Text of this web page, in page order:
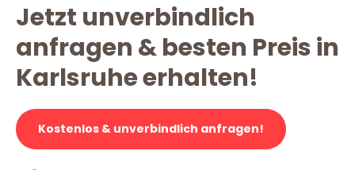
Jetzt unverbindlich
anfragen & besten Preis in
Karlsruhe erhalten!
Kostenlos & unverbindlich anfragen!